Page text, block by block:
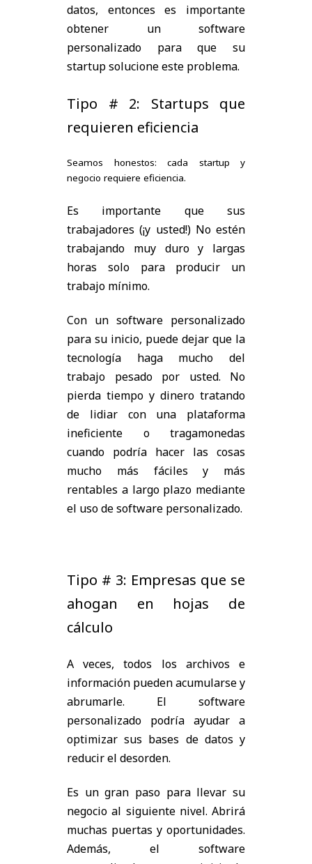
datos, entonces es importante
obtener un software
personalizado para que su
startup solucione este problema.
Tipo # 2: Startups que
requieren eficiencia
Seamos honestos: cada startup y
negocio requiere eficiencia.
Es importante que sus
trabajadores (¡y usted!) No estén
trabajando muy duro y largas
horas solo para producir un
trabajo mínimo.
Con un software personalizado
para su inicio, puede dejar que la
tecnología haga mucho del
trabajo pesado por usted. No
pierda tiempo y dinero tratando
de lidiar con una plataforma
ineficiente o tragamonedas
cuando podría hacer las cosas
mucho más fáciles y más
rentables a largo plazo mediante
el uso de software personalizado.
Tipo # 3: Empresas que se
ahogan en hojas de
cálculo
A veces, todos los archivos e
información pueden acumularse y
abrumarle. El software
personalizado podría ayudar a
optimizar sus bases de datos y
reducir el desorden.
Es un gran paso para llevar su
negocio al siguiente nivel. Abrirá
muchas puertas y oportunidades.
Además, el software